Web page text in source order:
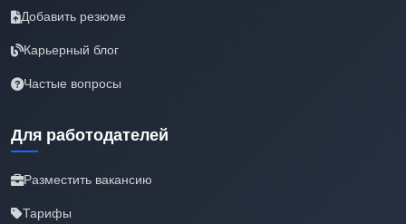
Добавить резюме
Карьерный блог
Частые вопросы
Для работодателей
Разместить вакансию
Тарифы